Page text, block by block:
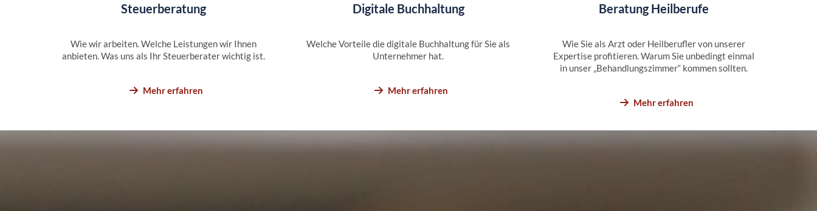
Steuerberatung
Wie wir arbeiten. Welche Leistungen wir Ihnen
anbieten. Was uns als Ihr Steuerberater wichtig ist.
Mehr erfahren
Digitale Buchhaltung
Welche Vorteile die digitale Buchhaltung für Sie als
Unternehmer hat.
Mehr erfahren
Beratung Heilberufe
Wie Sie als Arzt oder Heilberufler von unserer
Expertise profitieren. Warum Sie unbedingt einmal
in unser „Behandlungszimmer“ kommen sollten.
Mehr erfahren